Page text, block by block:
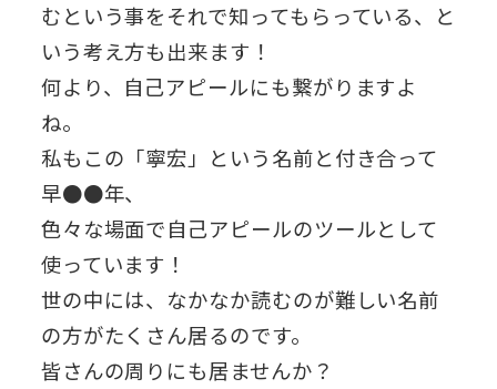
むという事をそれで知ってもらっている、と
いう考え方も出来ます！
何より、自己アピールにも繋がりますよ
ね。
私もこの「寧宏」という名前と付き合って
早●●年、
色々な場面で自己アピールのツールとして
使っています！
世の中には、なかなか読むのが難しい名前
の方がたくさん居るのです。
皆さんの周りにも居ませんか？